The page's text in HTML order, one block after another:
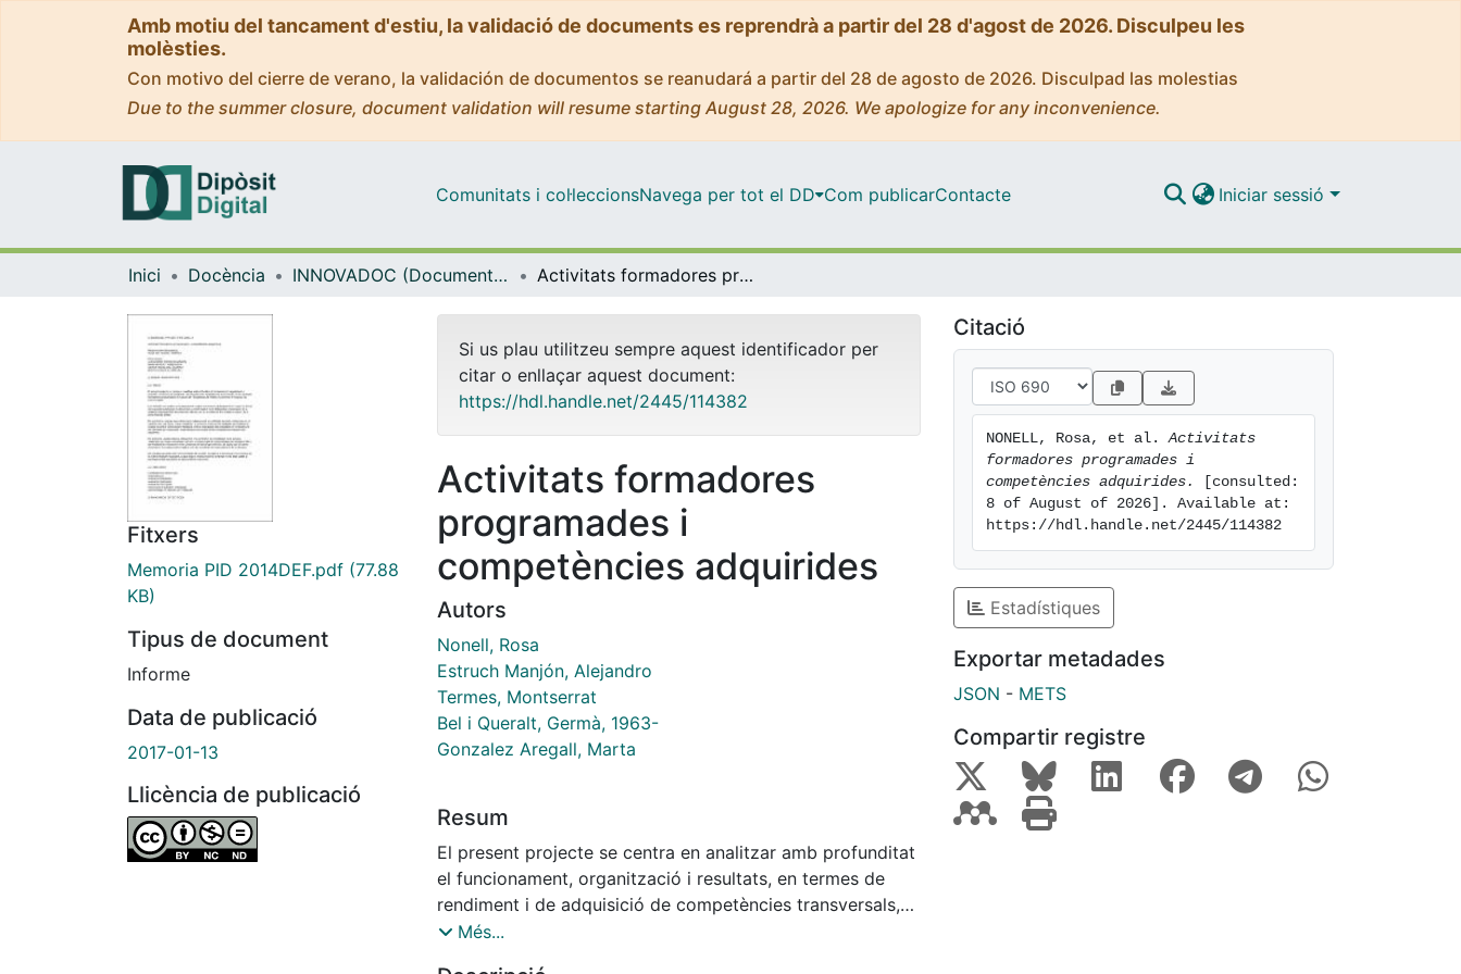
Amb motiu del tancament d'estiu, la validació de documents es reprendrà a partir del 28 d'agost de 2026. Disculpeu les
molèsties.
Con motivo del cierre de verano, la validación de documentos se reanudará a partir del 28 de agosto de 2026. Disculpad las molestias
Due to the summer closure, document validation will resume starting August 28, 2026. We apologize for any inconvenience.
Comunitats i col·leccionsNavega per tot el DD Com publicarContacte Iniciar sessió
Inici Docència INNOVADOC (Documents d'Innovació Docent) Activitats formadores programades i competències adquirides
Fitxers
Memoria PID 2014DEF.pdf (77.88
KB)
Tipus de document
Informe
Data de publicació
2017-01-13
Llicència de publicació
Si us plau utilitzeu sempre aquest identificador per
citar o enllaçar aquest document:
https://hdl.handle.net/2445/114382
Activitats formadores
programades i
competències adquirides
Autors
Nonell, Rosa
Estruch Manjón, Alejandro
Termes, Montserrat
Bel i Queralt, Germà, 1963-
Gonzalez Aregall, Marta
Resum
El present projecte se centra en analitzar amb profunditat
el funcionament, organització i resultats, en termes de
rendiment i de adquisició de competències transversals,
de les activitats formadores programades en 5 grups de
Més...
Citació
NONELL, Rosa, et al. Activitats
formadores programades i
competències adquirides.
[consulted:
8 of August of 2026]. Available at:
https://hdl.handle.net/2445/114382
Estadístiques
Exportar metadades
JSON - METS
Compartir registre